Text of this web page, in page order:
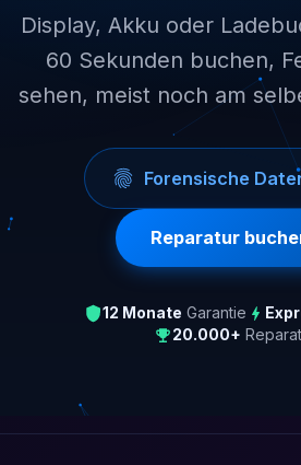
Display, Akku oder
60 Sekunden buchen,
sehen, meist noch am
Forensische
Reparatur
12 Monate Garantie
20.000+